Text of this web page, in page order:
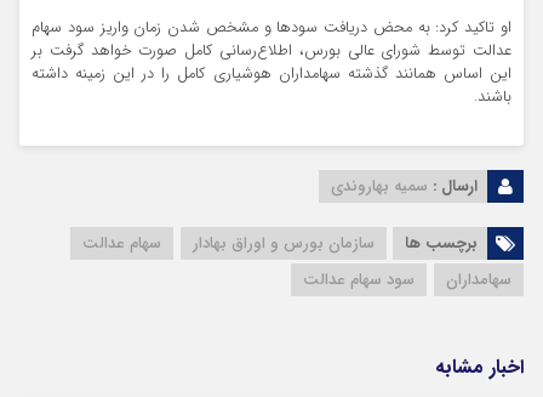
او تاکید کرد: به محض دریافت سودها و مشخص شدن زمان واریز سود سهام
عدالت توسط شورای عالی بورس، اطلاع‌رسانی کامل صورت خواهد گرفت بر
این اساس همانند گذشته سهامداران هوشیاری کامل را در این زمینه داشته
باشند.
ارسال : سمیه بهاروندی
برچسب ها سازمان بورس و اوراق بهادار
سهام عدالت
سهامداران
سود سهام عدالت
اخبار مشابه